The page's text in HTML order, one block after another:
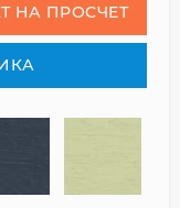
НА ПРОСЧЕТ